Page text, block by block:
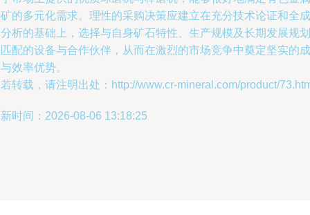
的多元化需求。理性的采购决策应建立在充分技术论证和全成
析的基础上，选择与自身矿石特性、生产规模及长期发展规划
配的设备与合作伙伴，从而在激烈的市场竞争中奠定坚实的成
效率优势。
转载，请注明出处：http://www.cr-mineral.com/product/
时间：2026-08-06 13:18:25